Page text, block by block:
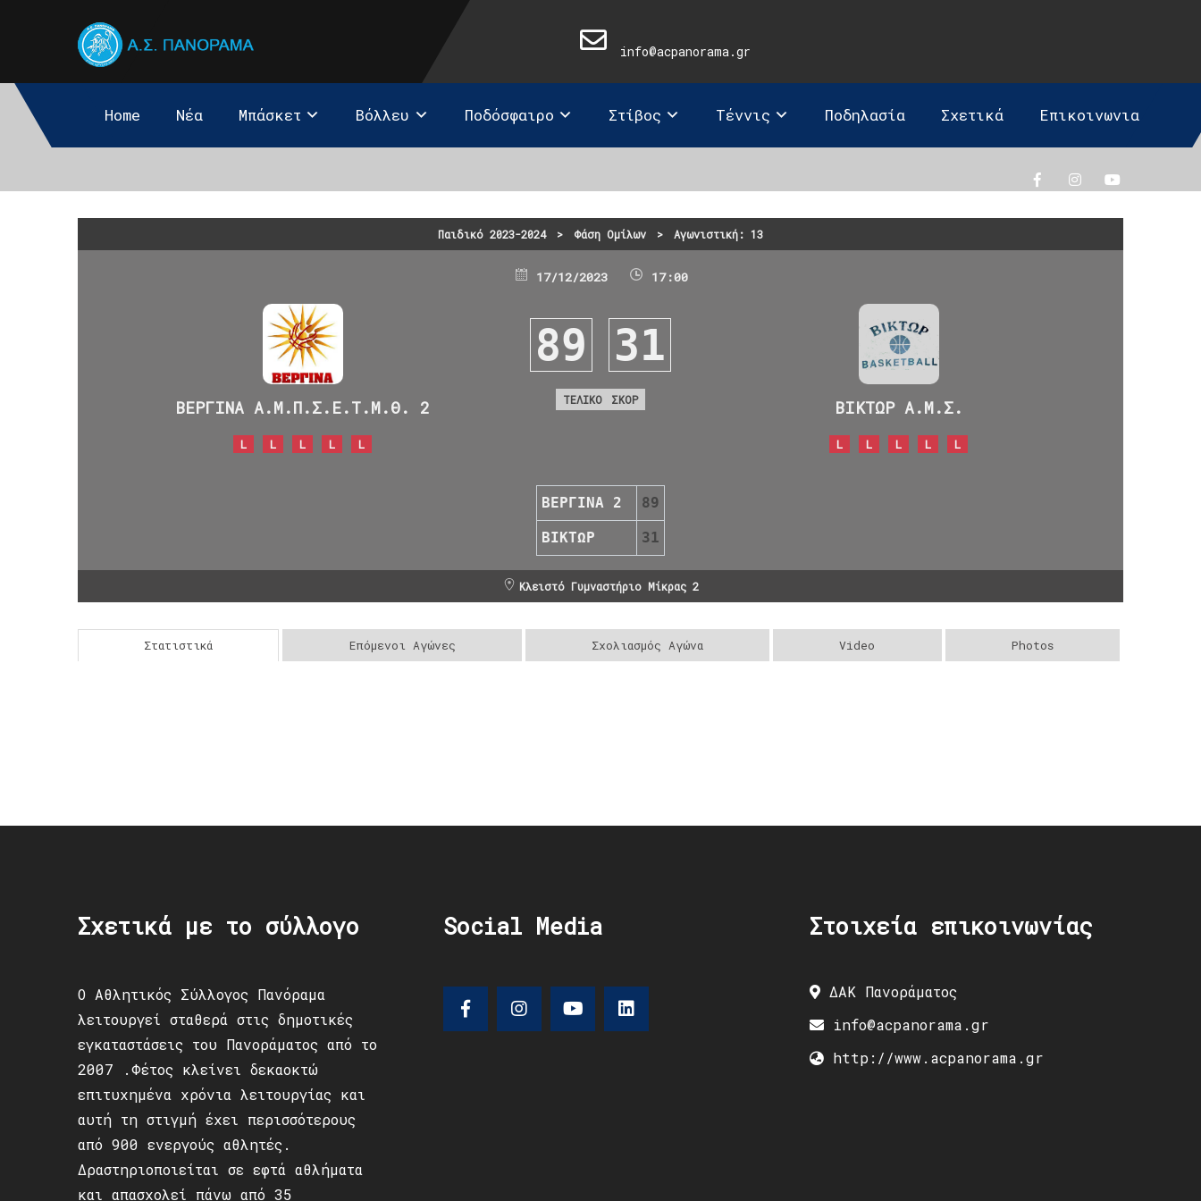
info@acpanorama.gr
Home Νέα Μπάσκετ Βόλλευ Ποδόσφαιρο Στίβος Τέννις Ποδηλασία Σχετικά Επικοινωνια
Παιδικό 2023-2024 > Φάση Ομίλων > Αγωνιστική: 13
17/12/2023 17:00
ΒΕΡΓΙΝΑ Α.Μ.Π.Σ.Ε.Τ.Μ.Θ. 2
L L L L L
89 31
ΤΕΛΙΚΟ ΣΚΟΡ ΒΙΚΤΩΡ Α.Μ.Σ.
L L L L L
ΒΕΡΓΙΝΑ 2 89
ΒΙΚΤΩΡ 31
Κλειστό Γυμναστήριο Μίκρας 2
Στατιστικά Επόμενοι Αγώνες Σχολιασμός Αγώνα Video Photos
Σχετικά με το σύλλογο
Ο Αθλητικός Σύλλογος Πανόραμα
λειτουργεί σταθερά στις δημοτικές
εγκαταστάσεις του Πανοράματος από το
2007 .Φέτος κλείνει δεκαοκτώ
επιτυχημένα χρόνια λειτουργίας και
αυτή τη στιγμή έχει περισσότερους
από 900 ενεργούς αθλητές.
Δραστηριοποιείται σε εφτά αθλήματα
και απασχολεί πάνω από 35
Social Media Στοιχεία επικοινωνίας
ΔΑΚ Πανοράματος
info@acpanorama.gr
http://www.acpanorama.gr